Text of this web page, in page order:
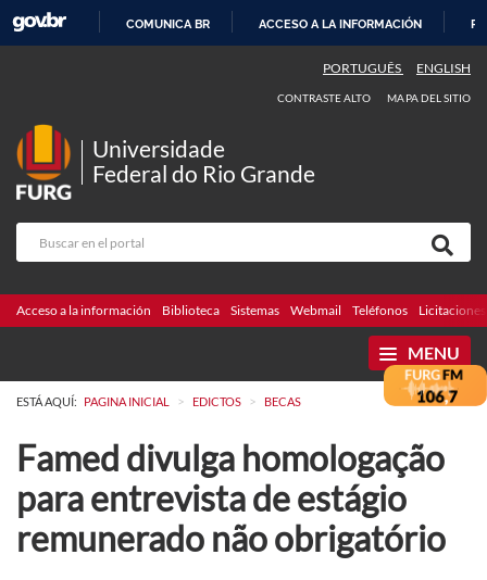
CONTENIDO
COMUNICA BR ACCESO A LA INFORMACIÓN
PORTUGUÊS ENGLISH
CONTRASTE ALTO MAPA DEL SITIO
Universidade
Federal do Rio Grande
Acceso a la información Biblioteca Sistemas Webmail Teléfonos Licitaciones
MENU
ESTÁ AQUÍ: PAGINA INICIAL > EDICTOS > BECAS
Famed divulga homologação
para entrevista de estágio
remunerado não obrigatório